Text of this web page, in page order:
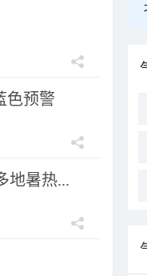
色预警
地暑热...